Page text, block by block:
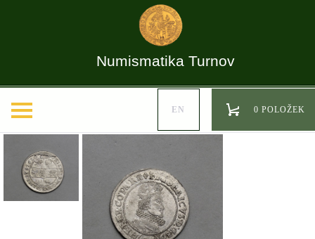
Numismatika Turnov
EN 0 POLOŽEK